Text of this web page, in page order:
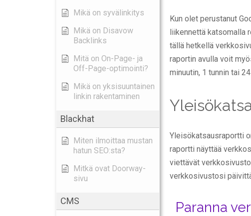
Mikä on syvälinkitys
Mikä on Disavow
Backlinks
Mitä on On-Page- ja
Off-Page-optimointi?
Mikä on yksisuuntainen
linkin rakentaminen
Blackhat
Miten ilmoittaa mustan
hatun SEO:sta?
Mitkä ovat Doorway-
sivu
CMS
Kun olet perustanut
liikennettä katsomalla
tällä hetkellä
raportin avulla voit
minuutin, 1 tunnin tai
Yleisökatsausraportti
raportti näyttää
viettävät
verkkosivustosi
Paranna